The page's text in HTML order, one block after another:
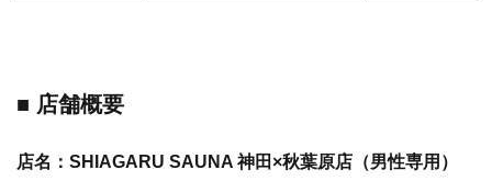
■ 店舗概要
店名：SHIAGARU SAUNA 神田×秋葉原店（男性専用）